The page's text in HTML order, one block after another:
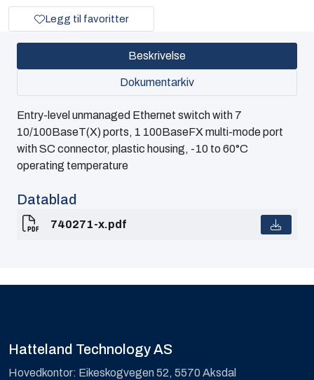
Legg til favoritter
Beskrivelse
Dokumentarkiv
Entry-level unmanaged Ethernet switch with 7
10/100BaseT(X) ports, 1 100BaseFX multi-mode port
with SC connector, plastic housing, -10 to 60°C
operating temperature
Datablad
740271-x.pdf
Hatteland Technology AS
Hovedkontor: Eikeskogvegen 52, 5570 Aksdal